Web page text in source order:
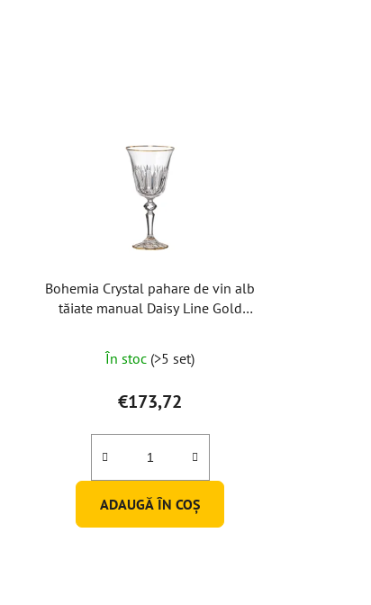
Bohemia Crystal pahare de vin alb
tăiate manual Daisy Line Gold
În stoc (>5 set)
€173,72
ADAUGĂ ÎN COŞ